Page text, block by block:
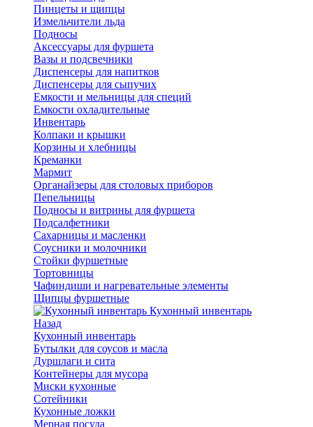
Пинцеты и щипцы
Измельчители льда
Подносы
Аксессуары для фуршета
Вазы и подсвечники
Диспенсеры для напитков
Диспенсеры для сыпучих
Емкости и мельницы для специй
Емкости охладительные
Инвентарь
Колпаки и крышки
Корзины и хлебницы
Креманки
Мармит
Органайзеры для столовых приборов
Пепельницы
Подносы и витрины для фуршета
Подсалфетники
Сахарницы и масленки
Соусники и молочники
Стойки фуршетные
Тортовницы
Чафиндиши и нагревательные элементы
Щипцы фуршетные
Кухонный инвентарь
Назад
Кухонный инвентарь
Бутылки для соусов и масла
Дуршлаги и сита
Контейнеры для мусора
Миски кухонные
Сотейники
Кухонные ложки
Мерная посуда